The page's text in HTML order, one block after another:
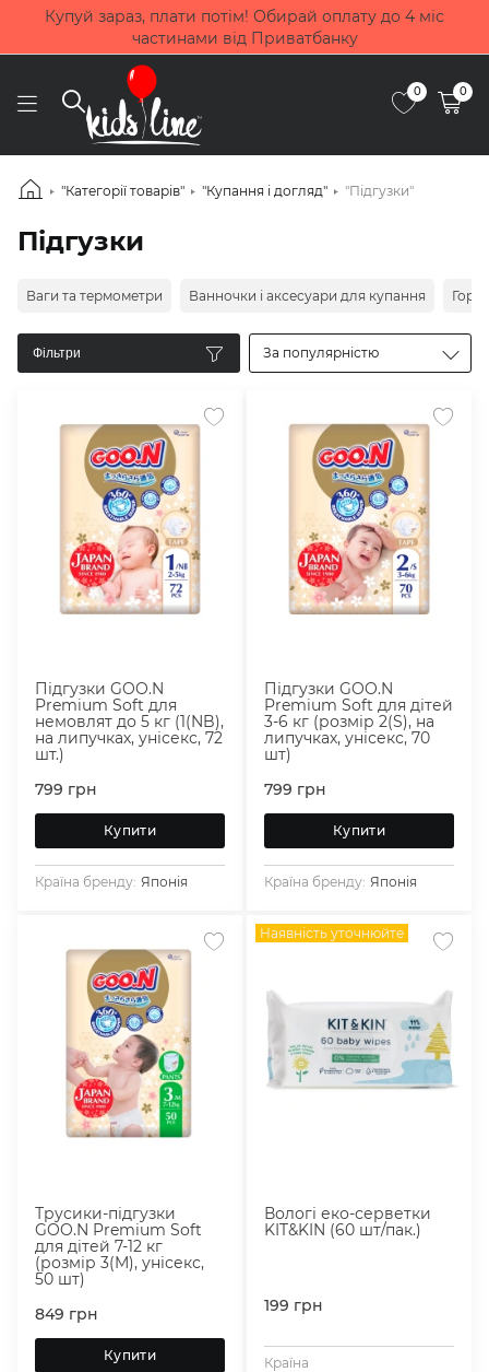
Купуй зараз, плати потім! Обирай оплату до 4 міс
частинами від Приватбанку
0 0
"Категорії товарів" "Купання і догляд" "Підгузки"
Підгузки
Ваги та термометри Ванночки і аксесуари для купання
Фільтри За популярністю
Підгузки GOO.N
Premium Soft для
немовлят до 5 кг (1(NB),
на липучках, унісекс, 72
шт.)
799 грн
Купити
Країна бренду: Японія
Підгузки GOO.N
Premium Soft для дітей
3-6 кг (розмір 2(S), на
липучках, унісекс, 70
шт)
799 грн
Купити
Країна бренду: Японія
Трусики-підгузки
GOO.N Premium Soft
для дітей 7-12 кг
(розмір 3(M), унісекс,
50 шт)
849 грн
Купити
Наявність уточнюйте
Вологі еко-серветки
KIT&KIN (60 шт/пак.)
199 грн
Країна